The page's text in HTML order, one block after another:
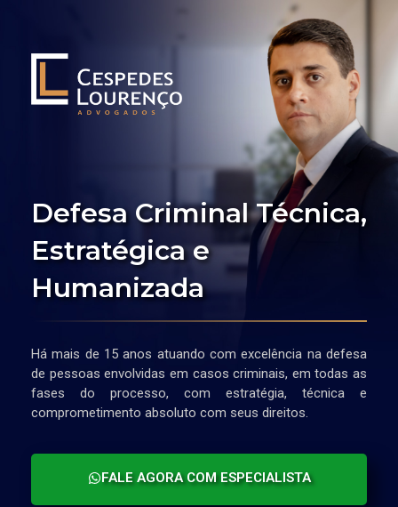
Defesa Criminal Técnica,
Estratégica e
Humanizada
Há mais de 15 anos atuando com excelência na defesa
de pessoas envolvidas em casos criminais, em todas as
fases do processo, com estratégia, técnica e
comprometimento absoluto com seus direitos.
FALE AGORA COM ESPECIALISTA